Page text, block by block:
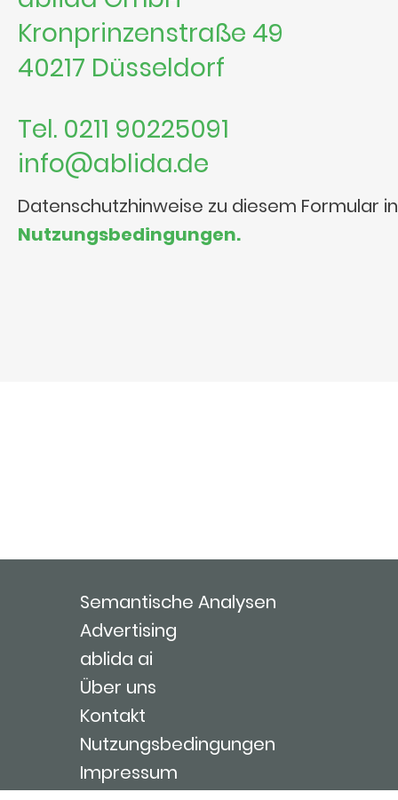
Kronprinzenstraße 49
40217 Düsseldorf
Tel. 0211 90225091
info@ablida.de
Datenschutzhinweise zu diesem Formular
Nutzungsbedingungen.
Semantische Analysen
Advertising
ablida ai
Über uns
Kontakt
Nutzungsbedingungen
Impressum